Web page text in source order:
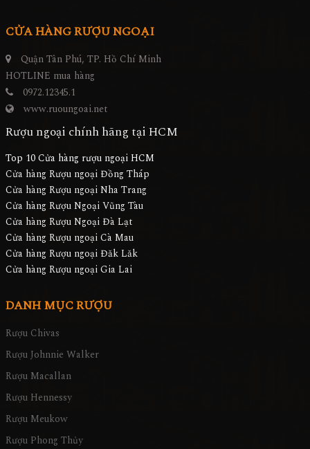
CỬA HÀNG RƯỢU NGOẠI
Quận Tân Phú, TP. Hồ Chí Minh
HOTLINE mua hàng
0972.12345.1
www.ruoungoai.net
Rượu ngoại chính hãng tại HCM
Top 10 Cửa hàng rượu ngoại HCM
Cửa hàng Rượu ngoại Đồng Tháp
Cửa hàng Rượu ngoại Nha Trang
Cửa hàng Rượu Ngoại Vũng Tàu
Cửa hàng Rượu Ngoại Đà Lạt
Cửa hàng Rượu ngoại Cà Mau
Cửa hàng Rượu ngoại Đăk Lăk
Cửa hàng Rượu ngoại Gia Lai
DANH MỤC RƯỢU
Rượu Chivas
Rượu Johnnie Walker
Rượu Macallan
Rượu Hennessy
Rượu Meukow
Rượu Phong Thủy